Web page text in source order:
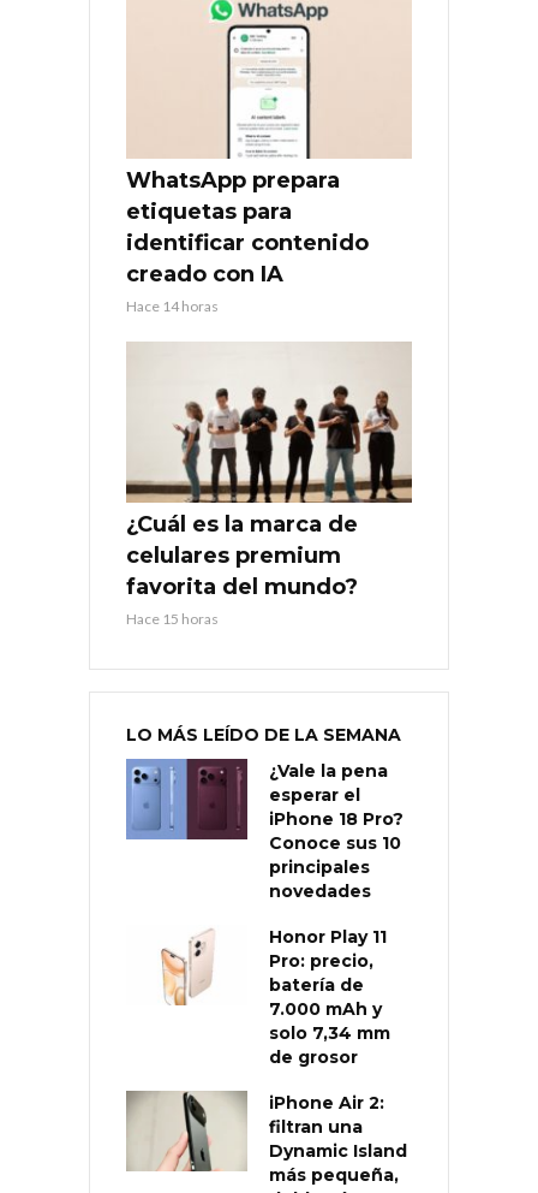
WhatsApp prepara
etiquetas para
identificar contenido
creado con IA
Hace 14 horas
¿Cuál es la marca de
celulares premium
favorita del mundo?
Hace 15 horas
LO MÁS LEÍDO DE LA SEMANA
¿Vale la pena
esperar el
iPhone 18 Pro?
Conoce sus 10
principales
novedades
Honor Play 11
Pro: precio,
batería de
7.000 mAh y
solo 7,34 mm
de grosor
iPhone Air 2:
filtran una
Dynamic Island
más pequeña,